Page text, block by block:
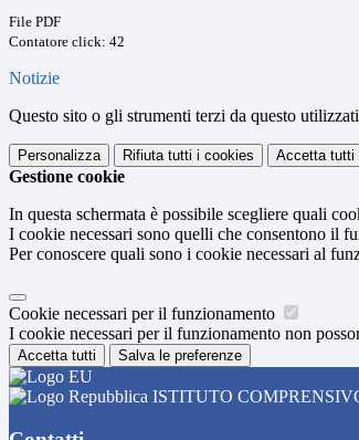
File PDF
Contatore click: 42
Notizie
Questo sito o gli strumenti terzi da questo
Personalizza Rifiuta tutti i cookies Accetta tutti
Gestione cookie
In questa schermata è possibile scegliere quali
I cookie necessari sono quelli che consentono il
Per conoscere quali sono i cookie necessari al
Cookie necessari per il funzionamento
I cookie necessari per il funzionamento non
Accetta tutti Salva le preferenze
ISTITUTO